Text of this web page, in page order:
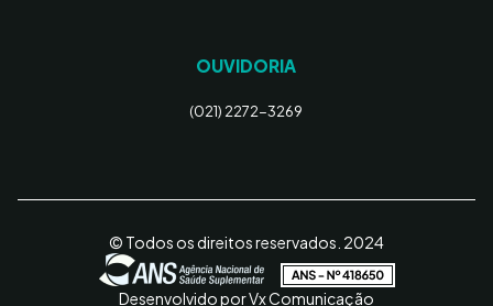
OUVIDORIA
(021) 2272-3269
© Todos os direitos reservados. 2024
Desenvolvido por Vx Comunicação